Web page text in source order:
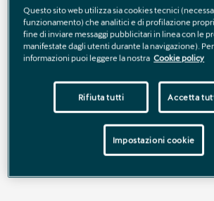
Questo sito web utilizza sia cookies tecnici
funzionamento) che analitici e di profilazione
fine di inviare messaggi pubblicitari in linea con le
manifestate dagli utenti durante la navigazione).
informazioni puoi leggere la nostra Cookie policy
Rifiuta tutti Accetta
Impostazioni cookie